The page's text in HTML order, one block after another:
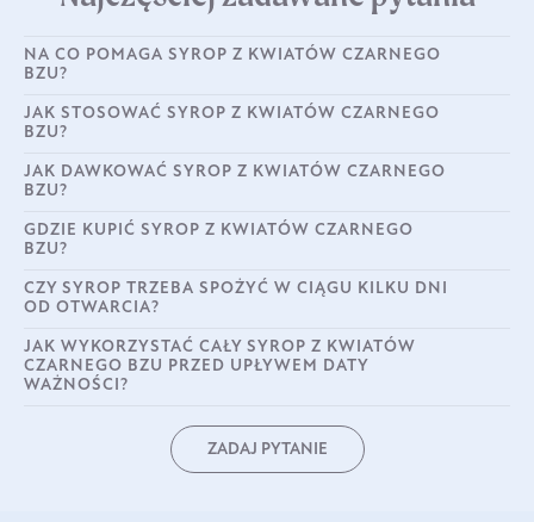
NA CO POMAGA SYROP Z KWIATÓW CZARNEGO
BZU?
JAK STOSOWAĆ SYROP Z KWIATÓW CZARNEGO
BZU?
JAK DAWKOWAĆ SYROP Z KWIATÓW CZARNEGO
BZU?
GDZIE KUPIĆ SYROP Z KWIATÓW CZARNEGO
BZU?
CZY SYROP TRZEBA SPOŻYĆ W CIĄGU KILKU DNI
OD OTWARCIA?
JAK WYKORZYSTAĆ CAŁY SYROP Z KWIATÓW
CZARNEGO BZU PRZED UPŁYWEM DATY
WAŻNOŚCI?
ZADAJ PYTANIE